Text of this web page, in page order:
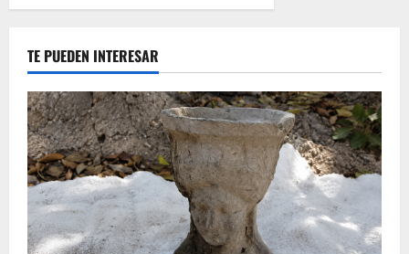
TE PUEDEN INTERESAR